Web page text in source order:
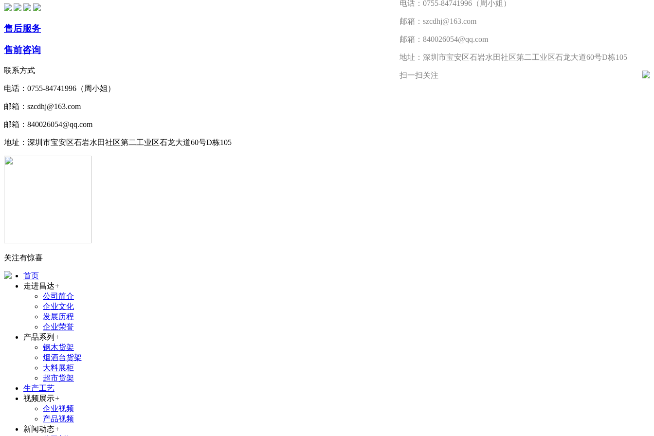
电话：0755-84741996（周小姐）
邮箱：szcdhj@163.com
邮箱：840026054@qq.com
地址：深圳市宝安区石岩水田社区第二工业区石龙大道60号D栋105
扫一扫关注
售后服务
售前咨询
联系方式
电话：0755-84741996（周小姐）
邮箱：szcdhj@163.com
邮箱：840026054@qq.com
地址：深圳市宝安区石岩水田社区第二工业区石龙大道60号D栋105
关注有惊喜
首页
走进昌达+
公司简介
企业文化
发展历程
企业荣誉
产品系列 +
钢木货架
烟酒台货架
大料展柜
超市货架
生产工艺
视频展示+
企业视频
产品视频
新闻动态+